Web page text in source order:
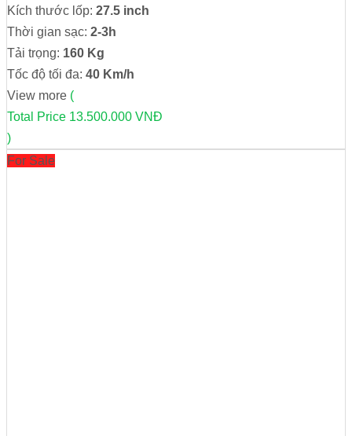
Kích thước lốp: 27.5 inch
Thời gian sạc: 2-3h
Tải trọng: 160 Kg
Tốc độ tối đa: 40 Km/h
View more (
Total Price 13.500.000 VNĐ
)
For Sale